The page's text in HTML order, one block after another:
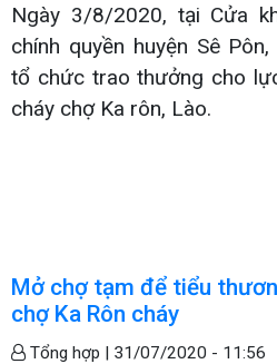
Ngày 3/8/2020, tại Cửa
chính quyền huyện Sê
tổ chức trao thưởng cho
cháy chợ Ka rôn, Lào.
Mở chợ tạm để tiểu
chợ Ka Rôn cháy
Tổng hợp | 31/07/2020 - 11:56